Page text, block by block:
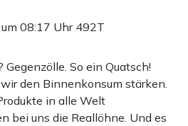
08:17 Uhr 492T
So ein Quatsch!
den Binnenkonsum stärken.
in alle Welt
bei uns die Reallöhne. Und es